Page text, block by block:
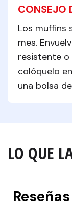
CONSEJO
Los muffins
mes.
resistente
colóquelo
una bolsa
LO QUE